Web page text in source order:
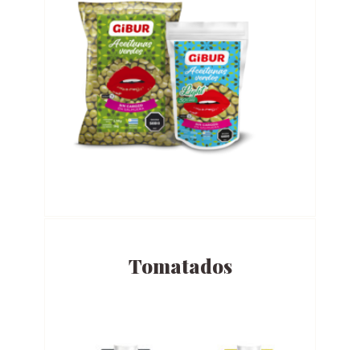
Tomatados